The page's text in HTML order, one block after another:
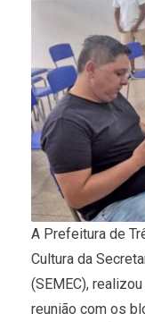
A Prefeitura de
Cultura da
(SEMEC),
reunião com os